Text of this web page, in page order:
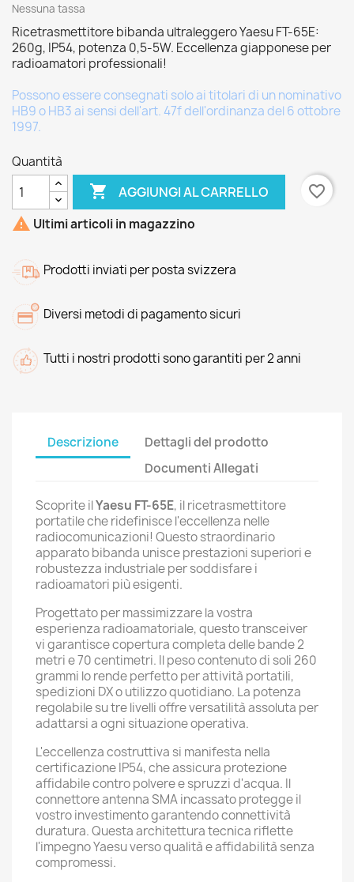
Nessuna tassa
Ricetrasmettitore bibanda ultraleggero Yaesu FT-65E:
260g, IP54, potenza 0,5-5W. Eccellenza giapponese per
radioamatori professionali!
Possono essere consegnati solo ai titolari di un nominativo
HB9 o HB3 ai sensi dell'art. 47f dell'ordinanza del 6 ottobre
1997.
Quantità
 AGGIUNGI AL CARRELLO
favorite_border
 Ultimi articoli in magazzino
Prodotti inviati per posta svizzera
Diversi metodi di pagamento sicuri
Tutti i nostri prodotti sono garantiti per 2 anni
Descrizione
Dettagli del prodotto
Documenti Allegati
Scoprite ilYaesu FT-65E, il ricetrasmettitore
portatile che ridefinisce l'eccellenza nelle
radiocomunicazioni! Questo straordinario
apparato bibanda unisce prestazioni superiori e
robustezza industriale per soddisfare i
radioamatori più esigenti.
Progettato per massimizzare la vostra
esperienza radioamatoriale, questo transceiver
vi garantisce copertura completa delle bande 2
metri e 70 centimetri. Il peso contenuto di soli 260
grammi lo rende perfetto per attività portatili,
spedizioni DX o utilizzo quotidiano. La potenza
regolabile su tre livelli offre versatilità assoluta per
adattarsi a ogni situazione operativa.
L'eccellenza costruttiva si manifesta nella
certificazione IP54, che assicura protezione
affidabile contro polvere e spruzzi d'acqua. Il
connettore antenna SMA incassato protegge il
vostro investimento garantendo connettività
duratura. Questa architettura tecnica riflette
l'impegno Yaesu verso qualità e affidabilità senza
compromessi.